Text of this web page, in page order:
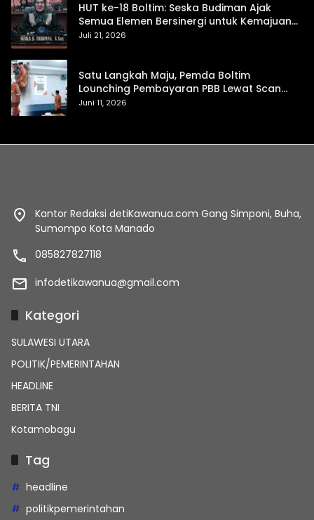
HUT ke-18 Boltim: Seska Budiman Ajak
Semua Elemen Bersinergi untuk Kemajuan
Daerah
Juli 21, 2026
Satu Langkah Maju, Pemda Boltim
Lounching Pembayaran PBB Lewat Scan
Qris
Juni 11, 2026
Kantor Redaksi detiKawanua.com Gang Simponi, Buha,
Sumompo Kota Manado
085827827118
infodetikawanua@gmail.com
Kategori
SULAWESI UTARA
POLITIK/PEMERINTAHAN
HEADLINE
BERITA TNI
Kotamobagu
Tag
headline
politikpemerintahan